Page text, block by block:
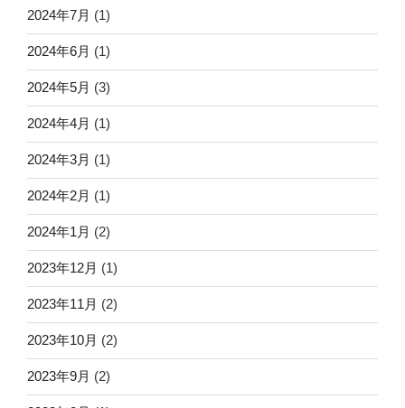
2024年7月 (1)
2024年6月 (1)
2024年5月 (3)
2024年4月 (1)
2024年3月 (1)
2024年2月 (1)
2024年1月 (2)
2023年12月 (1)
2023年11月 (2)
2023年10月 (2)
2023年9月 (2)